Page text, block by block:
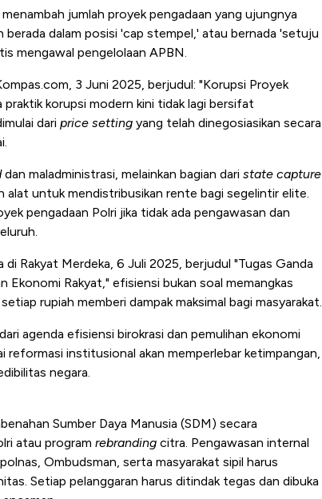
jumlah proyek pengadaan yang ujungnya
berada dalam posisi 'cap stempel,' atau bernada 'setuju
mengawal pengelolaan APBN.
3 Juni 2025, berjudul: "Korupsi Proyek
praktik korupsi modern kini tidak lagi bersifat
dari price setting yang telah dinegosiasikan secara
dan maladministrasi, melainkan bagian dari state capture
alat untuk mendistribusikan rente bagi segelintir elite.
pengadaan Polri jika tidak ada pengawasan dan
Rakyat Merdeka, 6 Juli 2025, berjudul "Tugas Ganda
Ekonomi Rakyat," efisiensi bukan soal memangkas
rupiah memberi dampak maksimal bagi masyarakat.
agenda efisiensi birokrasi dan pemulihan ekonomi
reformasi institusional akan memperlebar ketimpangan,
negara.
Sumber Daya Manusia (SDM) secara
atau program rebranding citra. Pengawasan internal
Ombudsman, serta masyarakat sipil harus
Setiap pelanggaran harus ditindak tegas dan dibuka